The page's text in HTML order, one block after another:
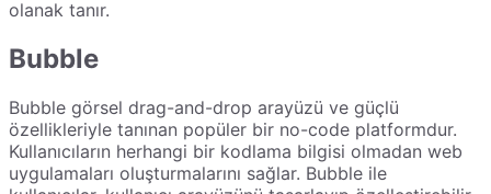
olanak tanır.
Bubble
Bubble görsel drag-and-drop arayüzü ve güçlü
özellikleriyle tanınan popüler bir no-code platformdur.
Kullanıcıların herhangi bir kodlama bilgisi olmadan web
uygulamaları oluşturmalarını sağlar. Bubble ile